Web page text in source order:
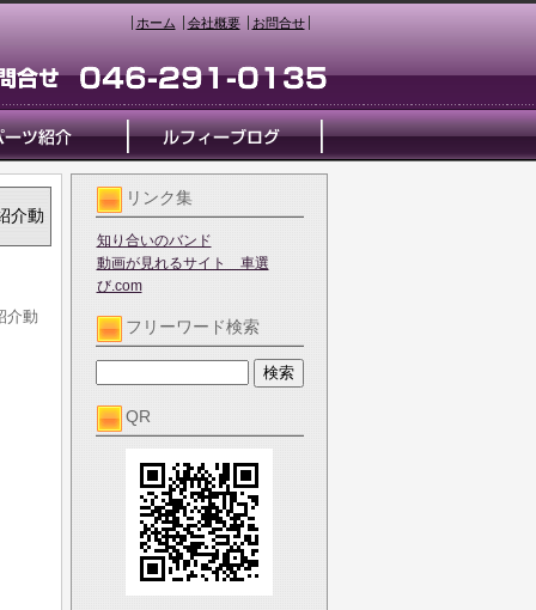
ホーム 会社概要 お問合せ
リンク集
知り合いのバンド
動画が見れるサイト 車選
び.com
フリーワード検索
QR
介動
介動